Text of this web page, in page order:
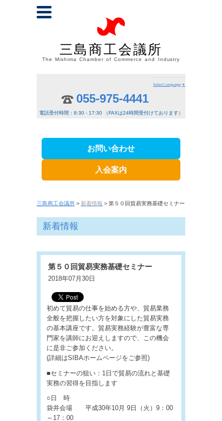
三島商工会議所
The Mishima Chamber of Commerce and Industry
Select Language ▼
055-975-4441
電話受付時間：8:30 - 17:30 （FAXは24時間受付けております）
お問い合わせ
入会案内
三島商工会議所 > 新着情報 > 第５０回貿易実務基礎セミナー
新着情報
第５０回貿易実務基礎セミナー
2018年07月30日
初めて貿易の仕事を始める方や、貿易業務
全般を把握したい方を対象にした貿易実務
の基本講座です。貿易実務経験が豊富な専
門家を講師にお迎えしますので、この機会
に是非ご参加ください。
(詳細はSIBAホームページをご参照)
■セミナーの狙い：1日で貿易の流れと基礎
実務の習得を目指します
○日 時
袋井会場 平成30年10月 9日（火）9：00
～17：00